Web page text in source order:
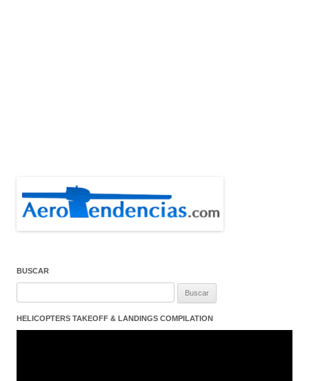
BUSCAR
HELICOPTERS TAKEOFF & LANDINGS COMPILATION